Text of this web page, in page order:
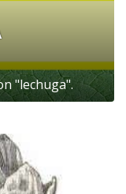
"lechuga".